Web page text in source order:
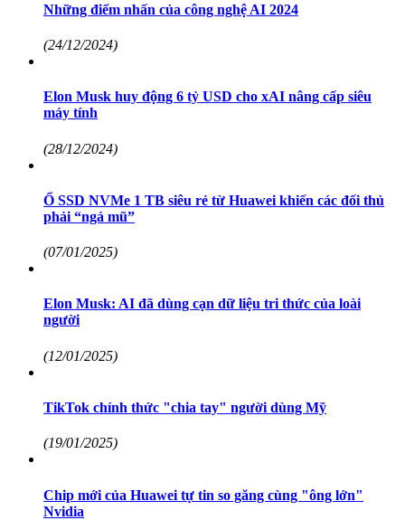
Những điểm nhấn của công nghệ AI 2024
(24/12/2024)
Elon Musk huy động 6 tỷ USD cho xAI nâng cấp siêu
máy tính
(28/12/2024)
Ổ SSD NVMe 1 TB siêu rẻ từ Huawei khiến các đối thủ
phải “ngả mũ”
(07/01/2025)
Elon Musk: AI đã dùng cạn dữ liệu tri thức của loài
người
(12/01/2025)
TikTok chính thức "chia tay" người dùng Mỹ
(19/01/2025)
Chip mới của Huawei tự tin so găng cùng "ông lớn"
Nvidia